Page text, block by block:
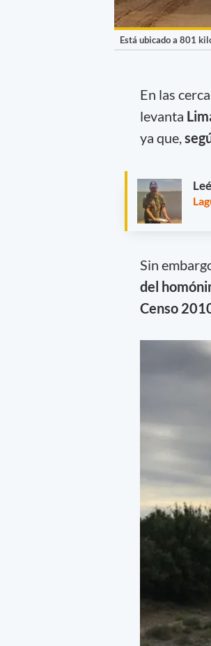
Está ubicado a 801
En las
levanta
ya que,
Sin
del
Censo